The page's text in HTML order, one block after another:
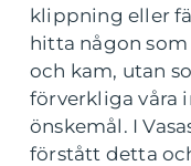
klippning eller
hitta någon
och kam, utan
förverkliga våra
önskemål. I
förstått detta